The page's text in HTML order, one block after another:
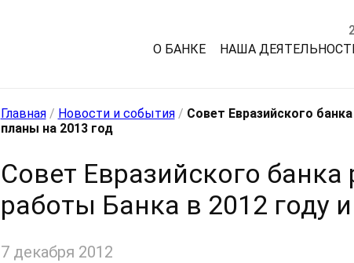
О БАНКЕ
НАША
Главная/ Новости и события/ Совет Евразийского
планы на 2013 год
Совет Евразийского
работы Банка в 2012 году
7 декабря 2012